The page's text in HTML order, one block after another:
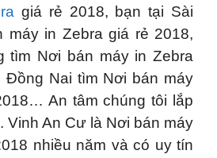
giá rẻ 2018, bạn tại Sài
máy in Zebra giá rẻ 2018,
tìm Nơi bán máy in Zebra
Đồng Nai tìm Nơi bán máy
An tâm chúng tôi lắp
Vinh An Cư là Nơi bán máy
nhiều năm và có uy tín